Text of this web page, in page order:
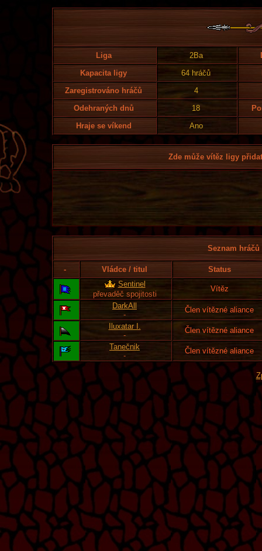
Liga 2Ba
Kapacita ligy
64 hráčů
Zaregistrováno hráčů
4
Odehraných dnů
18
Hraje se víkend
Ano
Zde může vítěz ligy
Seznam
- Vládce / titul
Status
Sentinel
převaděč spojitosti
Vítěz
DarkAll
-
Člen vítězné aliance
Iluxatar I.
-
Člen vítězné aliance
Tanečnik
-
Člen vítězné aliance